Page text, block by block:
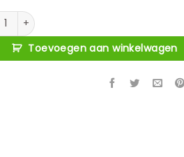
Eetkamer aantal
Toevoegen aan winkelwagen